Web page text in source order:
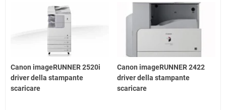
Canon imageRUNNER 2520i
driver della stampante
scaricare
Canon imageRUNNER 2422
driver della stampante
scaricare